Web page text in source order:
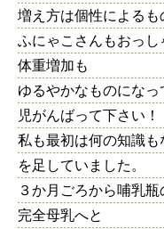
増え方は個性によるも
ふにゃこさんもおっ
体重増加も
ゆるやかなものにな
児がんばって下さい！
私も最初は何の知識
を足していました。
３か月ごろから哺乳
完全母乳へと